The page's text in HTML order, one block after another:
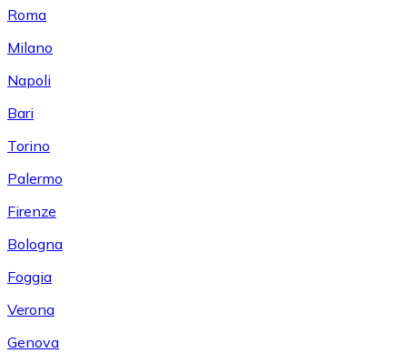
Roma
Milano
Napoli
Bari
Torino
Palermo
Firenze
Bologna
Foggia
Verona
Genova